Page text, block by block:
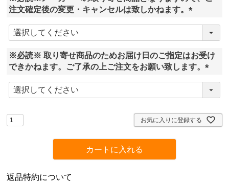
注文確定後の変更・キャンセルは致しかねます。
(
)
※必読※ 取り寄せ商品のためお届け日のご指定はお受け
できかねます。ご了承の上ご注文をお願い致します。
(
必
)
お気に入りに登録する
カートに入れる
返品特約について